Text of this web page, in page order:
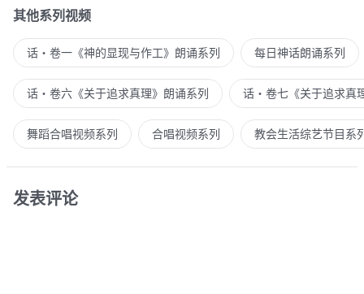
其他系列视频
话・卷一《神的显现与作工》朗诵系列 每日神话朗诵系列
话・卷六《关于追求真理》朗诵系列 话・卷七《关于追求真
舞蹈合唱视频系列 合唱视频系列 教会生活综艺节目系
发表评论